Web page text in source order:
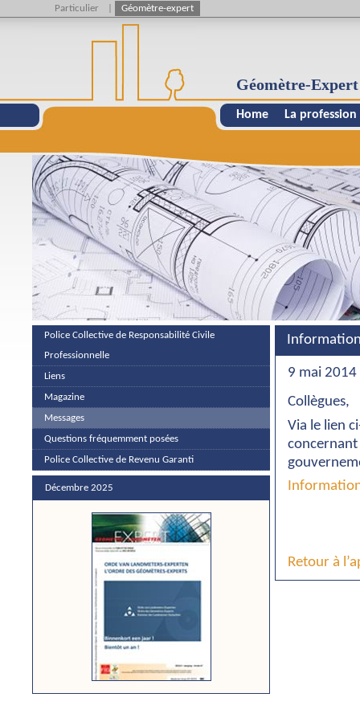
Géomètre-Expert
Home La profession
Police Collective de Responsabilité Civile
Professionnelle
Liens
Magazine
Messages
Questions fréquemment posées
Police Collective de Revenu Garanti
Décembre 2025
Information
9 mai 2014
Collègues,
Via le lien
concernant
Information
Retour à
Particulier Géomètre-expert